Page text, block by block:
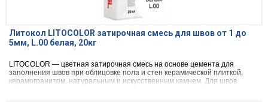
Литокол LITOCOLOR затирочная смесь для швов от 1 до
5мм, L.00 белая, 20кг
LITOCOLOR — цветная затирочная смесь на основе цемента для
заполнения швов при облицовке пола и стен керамической плиткой,
керамогранитом, натуральным и искусственным камнем. Для швов